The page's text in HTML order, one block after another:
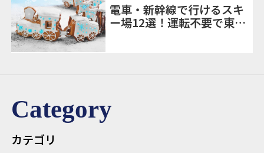
電車・新幹線で行けるスキ
ー場12選！運転不要で東京
Category
カテゴリ